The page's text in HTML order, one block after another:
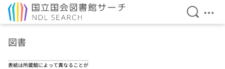
検索を
メ
図書
表紙は所蔵館によって異なることが